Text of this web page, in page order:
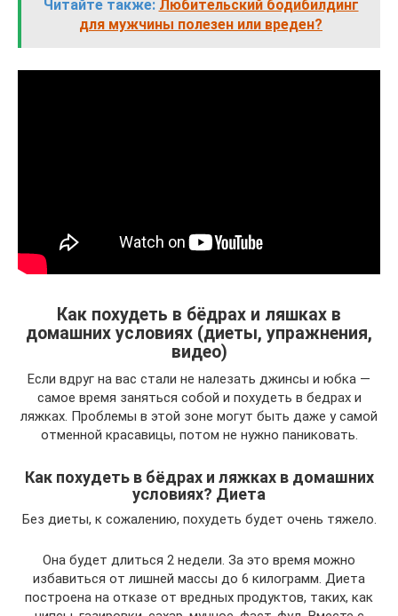
Читайте также: Любительский бодибилдинг
для мужчины полезен или вреден?
Как похудеть в бёдрах и ляшках в
домашних условиях (диеты, упражнения,
видео)
Если вдруг на вас стали не налезать джинсы и юбка —
самое время заняться собой и похудеть в бедрах и
ляжках. Проблемы в этой зоне могут быть даже у самой
отменной красавицы, потом не нужно паниковать.
Как похудеть в бёдрах и ляжках в домашних
условиях? Диета
Без диеты, к сожалению, похудеть будет очень тяжело.
Она будет длиться 2 недели. За это время можно
избавиться от лишней массы до 6 килограмм. Диета
построена на отказе от вредных продуктов, таких, как